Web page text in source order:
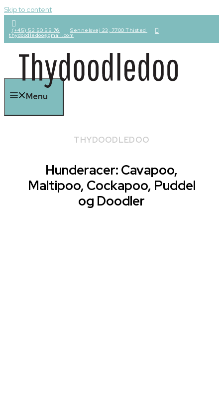
Skip to content
(+45) 52 50 55 76
Sennelsvej 23, 7700 Thisted
thydoodledoo@gmail.com
Menu
THYDOODLEDOO
Hunderacer: Cavapoo,
Maltipoo, Cockapoo, Puddel
og Doodler